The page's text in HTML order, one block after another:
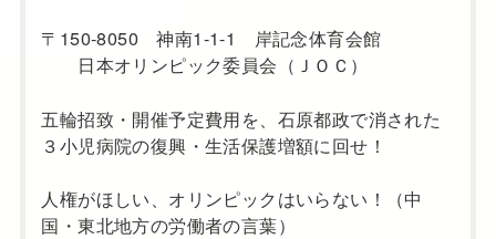
〒150-8050 神南1-1-1 岸記念体育会館
日本オリンピック委員会（ＪＯＣ）
五輪招致・開催予定費用を、石原都政で消された
３小児病院の復興・生活保護増額に回せ！
人権がほしい、オリンピックはいらない！（中
国・東北地方の労働者の言葉）